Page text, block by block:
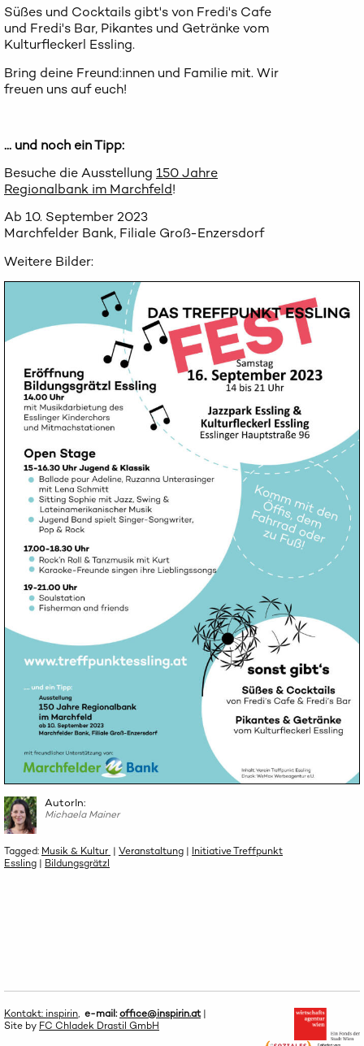
Süßes und Cocktails gibt's von Fredi's Cafe
und Fredi's Bar, Pikantes und Getränke vom
Kulturfleckerl Essling.
Bring deine Freund:innen und Familie mit. Wir
freuen uns auf euch!
... und noch ein Tipp:
Besuche die Ausstellung 150 Jahre
Regionalbank im Marchfeld!
Ab 10. September 2023
Marchfelder Bank, Filiale Groß-Enzersdorf
Weitere Bilder:
AutorIn:
Michaela Mainer
Tagged: Musik & Kultur | Veranstaltung | Initiative Treffpunkt
Essling | Bildungsgrätzl
Kontakt: inspirin, e-mail:office@inspirin.at|
Site by FC Chladek Drastil GmbH